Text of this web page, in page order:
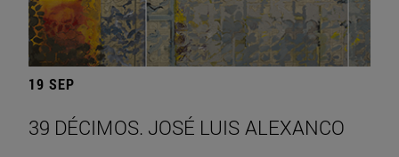
19 SEP
39 DÉCIMOS. JOSÉ LUIS ALEXANCO